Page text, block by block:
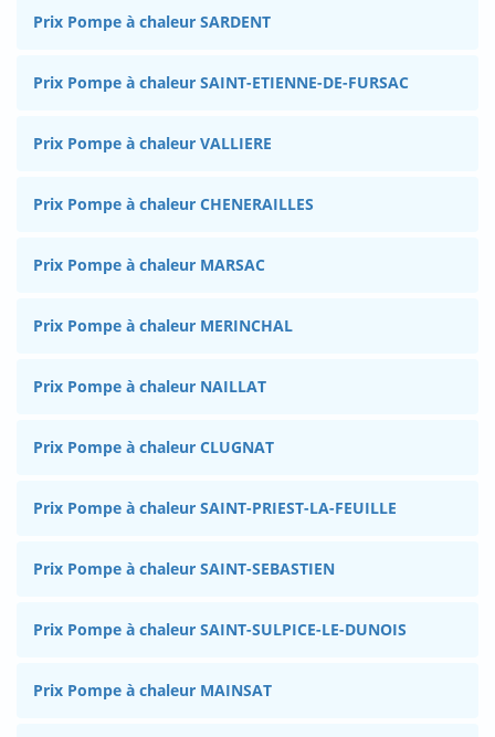
Prix Pompe à chaleur SARDENT
Prix Pompe à chaleur SAINT-ETIENNE-DE-FURSAC
Prix Pompe à chaleur VALLIERE
Prix Pompe à chaleur CHENERAILLES
Prix Pompe à chaleur MARSAC
Prix Pompe à chaleur MERINCHAL
Prix Pompe à chaleur NAILLAT
Prix Pompe à chaleur CLUGNAT
Prix Pompe à chaleur SAINT-PRIEST-LA-FEUILLE
Prix Pompe à chaleur SAINT-SEBASTIEN
Prix Pompe à chaleur SAINT-SULPICE-LE-DUNOIS
Prix Pompe à chaleur MAINSAT